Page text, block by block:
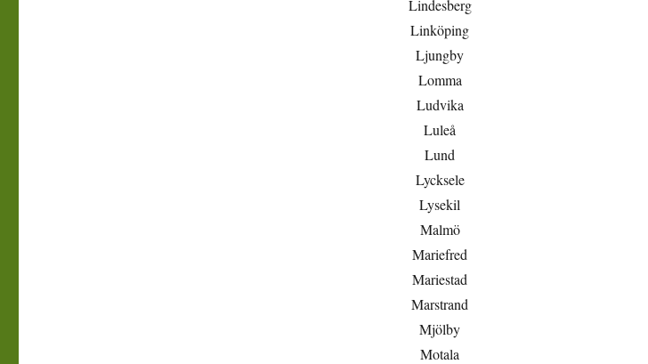
Lindesberg
Linköping
Ljungby
Lomma
Ludvika
Luleå
Lund
Lycksele
Lysekil
Malmö
Mariefred
Mariestad
Marstrand
Mjölby
Motala